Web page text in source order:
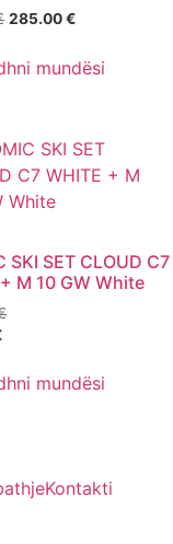
285.00€
mundësi
SKI SET CLOUD C7
M 10 GW White
mundësi
Kontakti